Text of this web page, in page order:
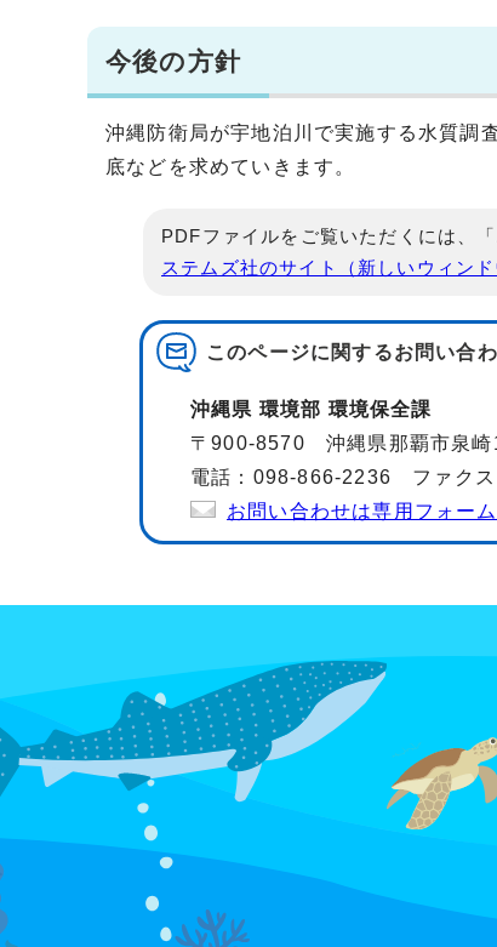
今後の方針
沖縄防衛局が宇地泊川で実施する水質調
底などを求めていきます。
PDFファイルをご覧いただくには、
ステムズ社のサイト（新しいウィンド
このページに関するお問い合
沖縄県 環境部 環境保全課
〒900-8570 沖縄県那覇市泉崎
電話：098-866-2236 ファク
お問い合わせは専用フォー